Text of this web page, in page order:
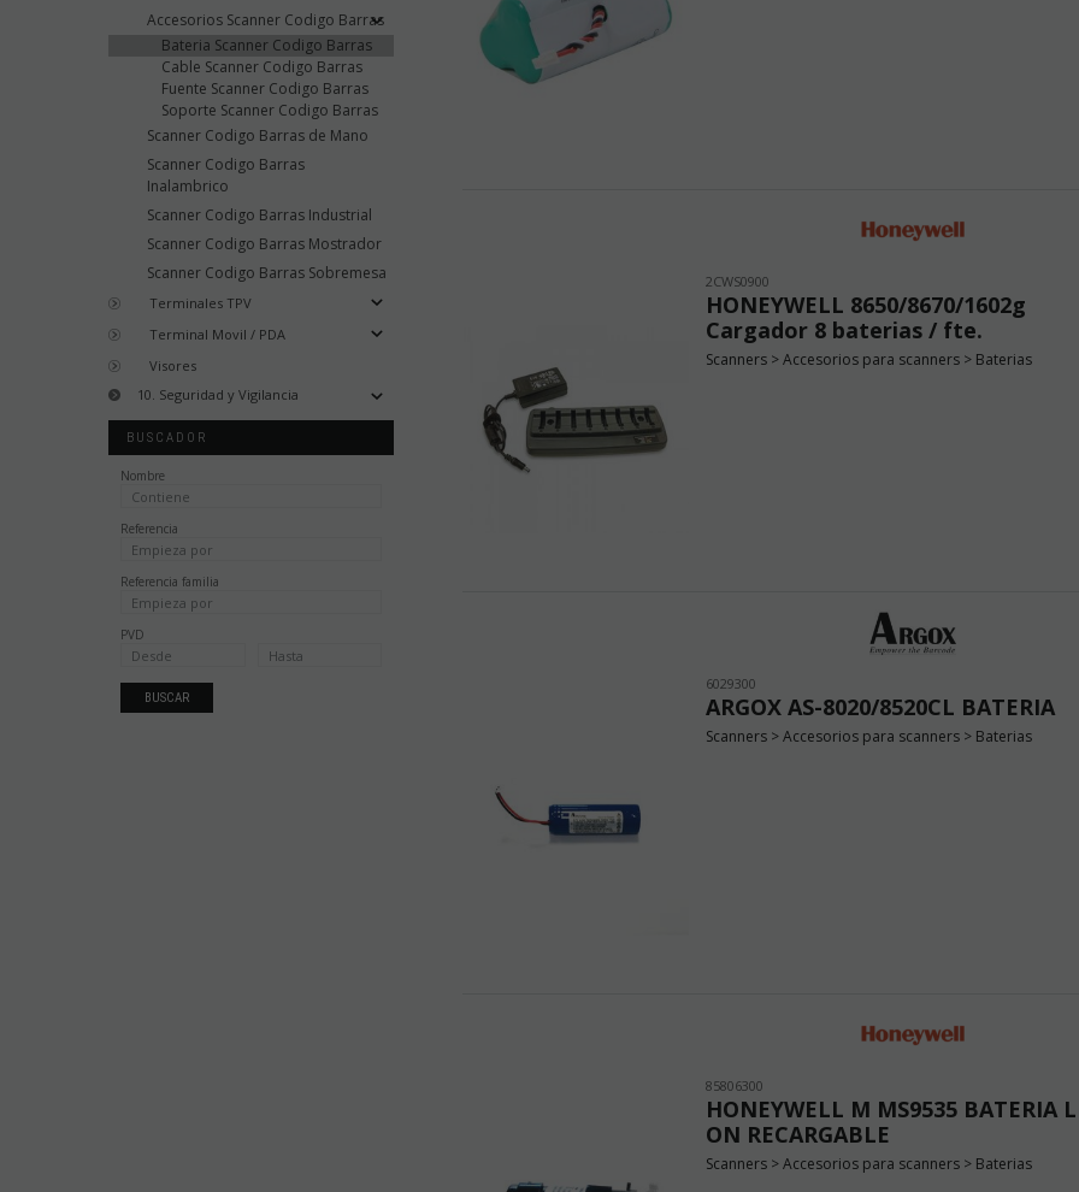
Accesorios Scanner Codigo Barras
Bateria Scanner Codigo Barras
Cable Scanner Codigo Barras
Fuente Scanner Codigo Barras
Soporte Scanner Codigo Barras
Scanner Codigo Barras de Mano
Scanner Codigo Barras
Inalambrico
Scanner Codigo Barras Industrial
Scanner Codigo Barras Mostrador
Scanner Codigo Barras Sobremesa
Terminales TPV
Terminal Movil / PDA
Visores
10. Seguridad y Vigilancia
BUSCADOR
Nombre
Referencia
Referencia familia
PVD
2CWS0900
HONEYWELL 8650/8670/1602g
Cargador 8 baterias / fte.
Scanners > Accesorios para scanners > Baterias
6029300
ARGOX AS-8020/8520CL BATERIA
Scanners > Accesorios para scanners > Baterias
85806300
HONEYWELL M MS9535 BATERIA
ON RECARGABLE
Scanners > Accesorios para scanners > Baterias